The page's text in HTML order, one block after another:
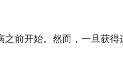
前开始。然而，一旦获